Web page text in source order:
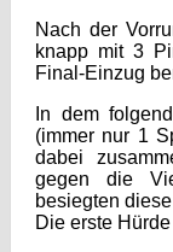
Nach der
knapp mit 3
Final-Einzug
In dem
(immer nur 1
dabei
gegen die
besiegten
Die erste